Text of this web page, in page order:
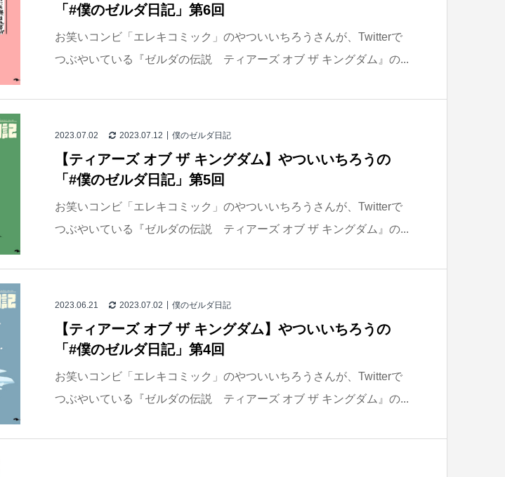
「#僕のゼルダ日記」第6回
お笑いコンビ「エレキコミック」のやついいちろうさんが、Twitterで
つぶやいている『ゼルダの伝説 ティアーズ オブ ザ キングダム』の...
2023.07.02 2023.07.12 僕のゼルダ日記
【ティアーズ オブ ザ キングダム】やついいちろうの
「#僕のゼルダ日記」第5回
お笑いコンビ「エレキコミック」のやついいちろうさんが、Twitterで
つぶやいている『ゼルダの伝説 ティアーズ オブ ザ キングダム』の...
2023.06.21 2023.07.02 僕のゼルダ日記
【ティアーズ オブ ザ キングダム】やついいちろうの
「#僕のゼルダ日記」第4回
お笑いコンビ「エレキコミック」のやついいちろうさんが、Twitterで
つぶやいている『ゼルダの伝説 ティアーズ オブ ザ キングダム』の...